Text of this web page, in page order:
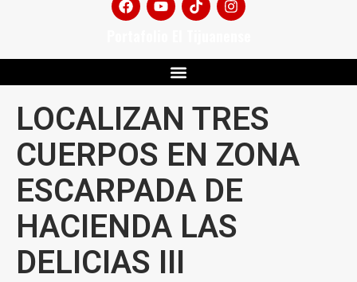
LOCALIZAN TRES
CUERPOS EN ZONA
ESCARPADA DE
HACIENDA LAS
DELICIAS III